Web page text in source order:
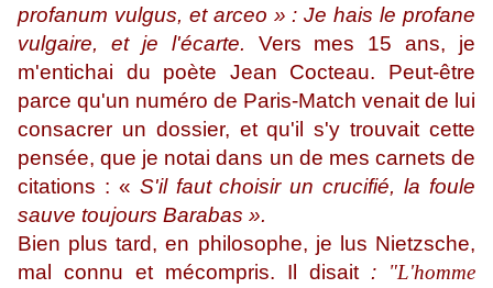
profanum vulgus, et arceo » : Je hais le profane
vulgaire, et je l'écarte. Vers mes 15 ans, je
m'entichai du poète Jean Cocteau. Peut-être
parce qu'un numéro de Paris-Match venait de lui
consacrer un dossier, et qu'il s'y trouvait cette
pensée, que je notai dans un de mes carnets de
citations : « S'il faut choisir un crucifié, la foule
sauve toujours Barabas ».
Bien plus tard, en philosophe, je lus Nietzsche,
mal connu et mécompris. Il disait :
"L'homme